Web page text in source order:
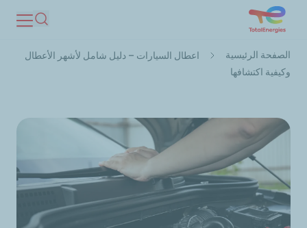
المحتوى
بحث
مسار
التنقل
الصفحة الرئيسية
اعطال السيارات – دليل شامل لأشهر الأعطال
وكيفية اكتشافها